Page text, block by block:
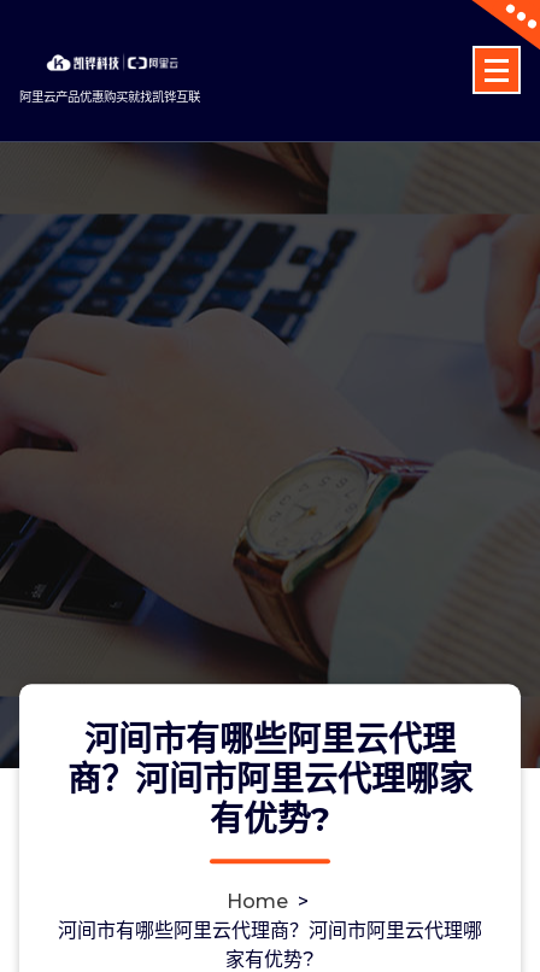
content
阿里云产品优惠购买就找凯铧互联
河间市有哪些阿里云代理
商？河间市阿里云代理哪家
有优势?
Home >
河间市有哪些阿里云代理商？河间市阿里云代理哪
家有优势?
里云代理哪家有优势?